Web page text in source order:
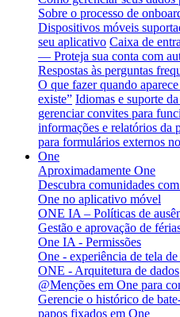
Sobre o processo de
Dispositivos móveis
seu aplicativo Caixa de
— Proteja sua conta com
Respostas às perguntas
O que fazer quando
existe” Idiomas e suporte
gerenciar convites para
informações e relatórios da
para formulários externos
One
Aproximadamente One
Descubra comunidades
One no aplicativo móvel
ONE IA – Políticas de
Gestão e aprovação de
One IA - Permissões
One - experiência de tela
ONE - Arquitetura de dados
@Menções em One para
Gerencie o histórico de
papos fixados em One